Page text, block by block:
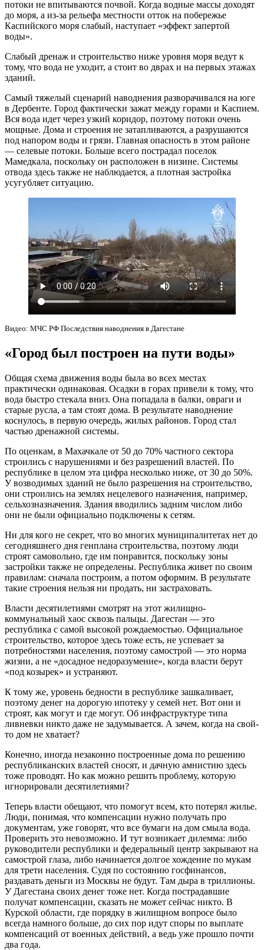
потоки не впитываются почвой. Когда водные массы доходят
до моря, а из-за рельефа местности отток на побережье
Каспийского моря слабый, наступает «эффект запертой
воды».
Слабый дренаж и строительство ниже уровня моря ведут к
тому, что вода не уходит, а стоит во дврах и на первых этажах
зданий.
Самый тяжелый сценарий наводнения разворачивался на юге
в Дербенте. Город фактически зажат между горами и Каспием.
Вся вода идет через узкий коридор, поэтому потоки очень
мощные. Дома и строения не затапливаются, а разрушаются
под напором воды и грязи. Главная опасность в этом районе
— селевые потоки. Больше всего пострадал поселок
Мамедкала, поскольку он расположен в низине. Системы
отвода здесь также не наблюдается, а плотная застройка
усугубляет ситуацию.
Видео: МЧС РФ Последствия наводнения в Дагестане
«Город был построен на пути воды»
Общая схема движения воды была во всех местах
практически одинаковая. Осадки в горах привели к тому, что
вода быстро стекала вниз. Она попадала в балки, овраги и
старые русла, а там стоят дома. В результате наводнение
коснулось, в первую очередь, жилых районов. Город стал
частью дренажной системы.
По оценкам, в Махачкале от 50 до 70% частного сектора
строились с нарушениями и без разрешений властей. По
республике в целом эта цифра несколько ниже, от 30 до 50%.
У возводимых зданий не было разрешения на строительство,
они строились на землях нецелевого назначения, например,
сельхозназначения. Здания вводились задним числом либо
они не были официально подключены к сетям.
Ни для кого не секрет, что во многих муниципалитетах нет до
сегодняшнего дня генплана строительства, поэтому люди
строят самовольно, где им понравится, поскольку зоны
застройки также не определены. Республика живет по своим
правилам: сначала построим, а потом оформим. В результате
такие строения нельзя ни продать, ни застраховать.
Власти десятилетиями смотрят на этот жилищно-
коммунальный хаос сквозь пальцы. Дагестан — это
республика с самой высокой рождаемостью. Официальное
строительство, которое здесь тоже есть, не успевает за
потребностями населения, поэтому самострой — это норма
жизни, а не «досадное недоразумение», когда власти берут
«под козырек» и устраняют.
К тому же, уровень бедности в республике зашкаливает,
поэтому денег на дорогую ипотеку у семей нет. Вот они и
строят, как могут и где могут. Об инфраструктуре типа
ливневки никто даже не задумывается. А зачем, когда на свой-
то дом не хватает?
Конечно, иногда незаконно построенные дома по решению
республиканских властей сносят, и дачную амнистию здесь
тоже проводят. Но как можно решить проблему, которую
игнорировали десятилетиями?
Теперь власти обещают, что помогут всем, кто потерял жилье.
Люди, понимая, что компенсации нужно получать про
документам, уже говорят, что все бумаги на дом смыла вода.
Проверить это невозможно. И тут возникает дилемма: либо
руководители республики и федеральный центр закрывают на
самострой глаза, либо начинается долгое хождение по мукам
для трети населения. Судя по состоянию госфинансов,
раздавать деньги из Москвы не будут. Там дыра в триллионы.
У Дагестана своих денег тоже нет. Когда пострадавшие
получат компенсации, сказать не может сейчас никто. В
Курской области, где порядку в жилищном вопросе было
всегда намного больше, до сих пор идут споры по выплате
компенсаций от военных действий, а ведь уже прошло почти
два года.